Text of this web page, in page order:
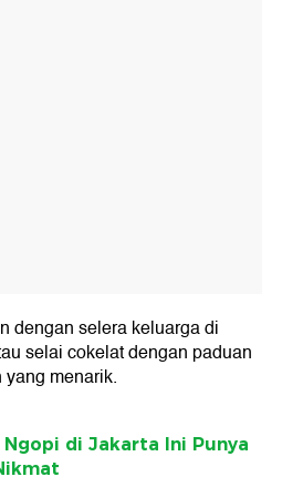
dengan selera keluarga di
selai cokelat dengan paduan
menarik.
di Jakarta Ini Punya